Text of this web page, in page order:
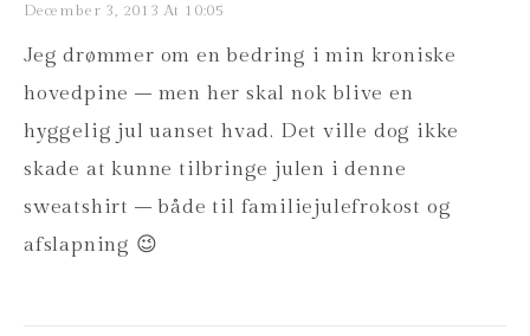
December 3, 2013 At 10:05
Jeg drømmer om en bedring i min kroniske
hovedpine – men her skal nok blive en
hyggelig jul uanset hvad. Det ville dog ikke
skade at kunne tilbringe julen i denne
sweatshirt – både til familiejulefrokost og
afslapning 😉